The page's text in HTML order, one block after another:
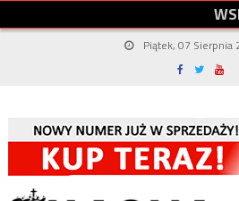
WS
Piątek, 07 Sierpnia